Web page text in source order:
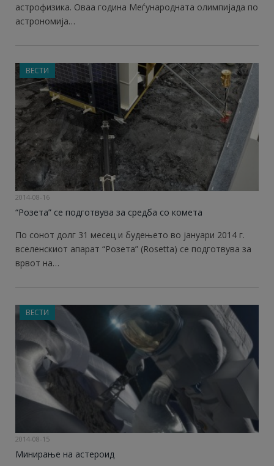
астрофизика. Оваа година Меѓународната олимпијада по
астрономија…
ВЕСТИ
2014-08-16
“Розета” се подготвува за средба со комета
По сонот долг 31 месец и будењето во јануари 2014 г.
вселенскиот апарат “Розета” (Rosetta) се подготвува за
врвот на…
ВЕСТИ
2014-08-15
Минирање на астероид